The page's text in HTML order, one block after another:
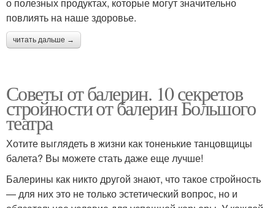
о полезных продуктах, которые могут значительно
повлиять на наше здоровье.
читать дальше →
Советы от балерин. 10 секретов
стройности от балерин Большого
театра
Хотите выглядеть в жизни как тоненькие танцовщицы
балета? Вы можете стать даже еще лучше!
Балерины как никто другой знают, что такое стройность
— для них это не только эстетический вопрос, но и